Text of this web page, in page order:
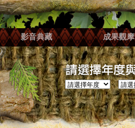
影音典藏 成果觀摩